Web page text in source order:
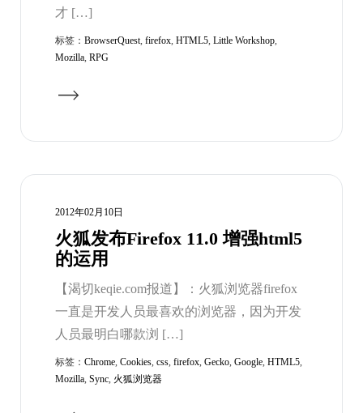
才 […]
标签： BrowserQuest, firefox, HTML5, Little Workshop,
Mozilla, RPG
2012年02月10日
火狐发布Firefox 11.0 增强html5
的运用
【渴切keqie.com报道】：火狐浏览器firefox
一直是开发人员最喜欢的浏览器，因为开发
人员最明白哪款浏 […]
标签： Chrome, Cookies, css, firefox, Gecko, Google, HTML5,
Mozilla, Sync, 火狐浏览器